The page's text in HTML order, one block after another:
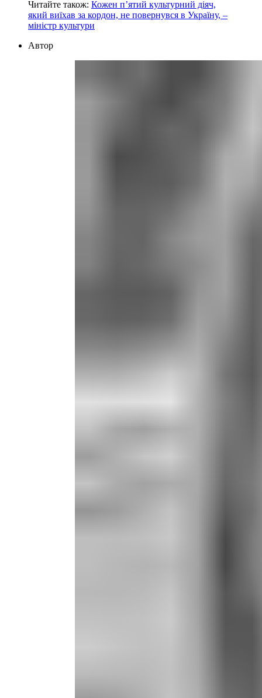
Читайте також: Кожен пʼятий культурний діяч,
який виїхав за кордон, не повернувся в Україну, –
міністр культури
Автор